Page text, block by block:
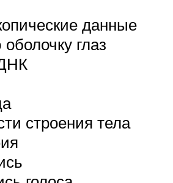
данные
глаз
строения тела